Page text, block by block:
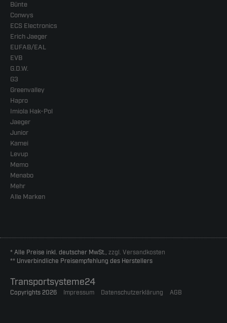
Bünte
Conwys
ECS Electronics
Erich Jaeger
EUFAB/EAL
EVB
G.D.W.
G3
Greenvalley
Hapro
Imiola Hak-Pol
Jaeger
Junior
Kamei
Levup
Memo
Menabo
Mehr
Alle Marken
* Alle Preise inkl. deutscher MwSt., zzgl. Versandkosten
** Unverbindliche Preisempfehlung des Herstellers
Transportsysteme24
Copyrights 2026 Impressum Datenschutzerklärung AGB